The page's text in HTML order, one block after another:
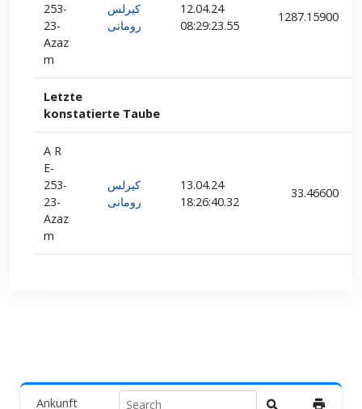
253-
23-
Azaz
m
كيرلس
رومانى
12.04.24
08:29:23.55
1287.15900
Letzte
konstatierte Taube
A R
E-
253-
23-
Azaz
m
كيرلس
رومانى
13.04.24
18:26:40.32
33.46600
Ankunft